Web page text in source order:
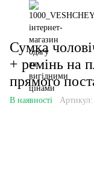
Сумка
+ ремінь на
прямого
В наявності Артикул: